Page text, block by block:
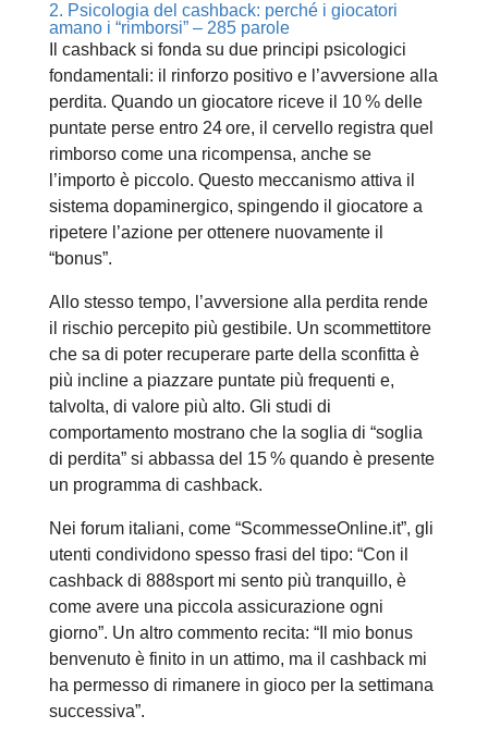
2. Psicologia del cashback: perché i giocatori
amano i “rimborsi” – 285 parole
Il cashback si fonda su due principi psicologici
fondamentali: il rinforzo positivo e l’avversione alla
perdita. Quando un giocatore riceve il 10 % delle
puntate perse entro 24 ore, il cervello registra quel
rimborso come una ricompensa, anche se
l’importo è piccolo. Questo meccanismo attiva il
sistema dopaminergico, spingendo il giocatore a
ripetere l’azione per ottenere nuovamente il
“bonus”.
Allo stesso tempo, l’avversione alla perdita rende
il rischio percepito più gestibile. Un scommettitore
che sa di poter recuperare parte della sconfitta è
più incline a piazzare puntate più frequenti e,
talvolta, di valore più alto. Gli studi di
comportamento mostrano che la soglia di “soglia
di perdita” si abbassa del 15 % quando è presente
un programma di cashback.
Nei forum italiani, come “ScommesseOnline.it”, gli
utenti condividono spesso frasi del tipo: “Con il
cashback di 888sport mi sento più tranquillo, è
come avere una piccola assicurazione ogni
giorno”. Un altro commento recita: “Il mio bonus
benvenuto è finito in un attimo, ma il cashback mi
ha permesso di rimanere in gioco per la settimana
successiva”.